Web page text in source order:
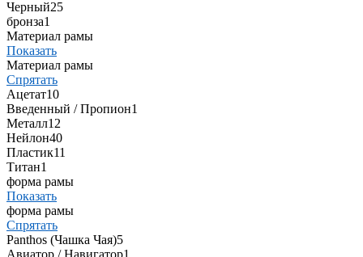
Черный25
бронза1
Материал рамы
Показать
Материал рамы
Спрятать
Ацетат10
Введенный / Пропион1
Металл12
Нейлон40
Пластик11
Титан1
форма рамы
Показать
форма рамы
Спрятать
Panthos (Чашка Чая)5
Авиатор / Навигатор1